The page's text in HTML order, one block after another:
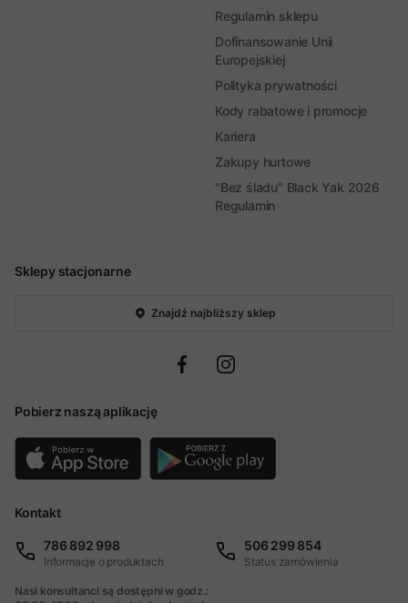
Sklepy stacjonarne
Znajdź najbliższy sklep
Pobierz naszą aplikację
Regulamin sklepu
Dofinansowanie Unii
Europejskiej
Polityka prywatności
Kody rabatowe i promocje
Kariera
Zakupy hurtowe
"Bez śladu" Black Yak 2026
Regulamin
Kontakt
786 892 998
Informacje o produktach
506 299 854
Status zamówienia
Nasi konsultanci są dostępni w godz.: